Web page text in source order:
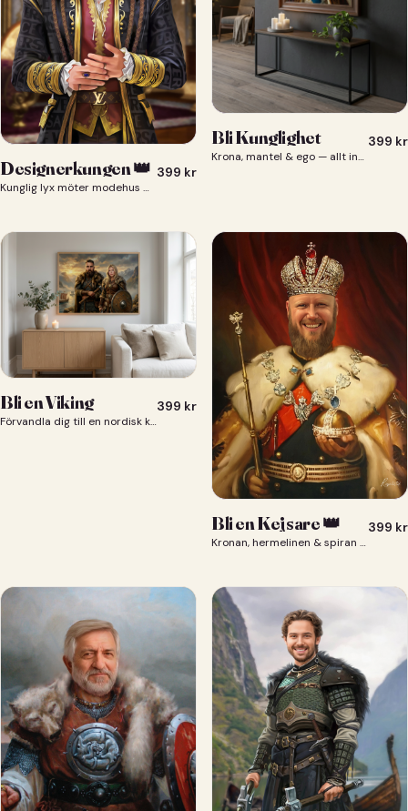
Designerkungen 👑
Kunglig lyx möter modehus — du som designerkung 👑
399 kr
Bli Kunglighet
Krona, mantel & ego — allt ingår 👑
399 kr
Bli en Viking
Förvandla dig till en nordisk krigare i ett episkt vikingaporträtt.
399 kr
Bli en Kejsare 👑
Kronan, hermelinen & spiran — du som kejsare 👑
399 kr